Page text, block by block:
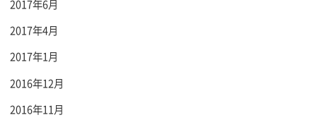
2017年6月
2017年4月
2017年1月
2016年12月
2016年11月